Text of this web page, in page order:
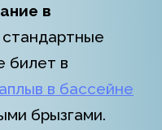
в
билет в
в бассейне
брызгами.